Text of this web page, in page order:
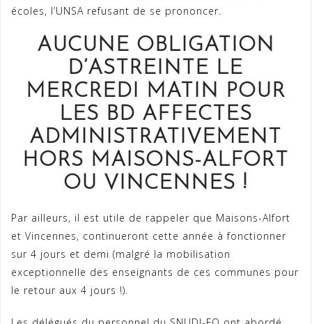
écoles, l’UNSA refusant de se prononcer.
AUCUNE OBLIGATION
D’ASTREINTE LE
MERCREDI MATIN POUR
LES BD AFFECTES
ADMINISTRATIVEMENT
HORS MAISONS-ALFORT
OU VINCENNES !
Par ailleurs, il est utile de rappeler que Maisons-Alfort
et Vincennes, continueront cette année à fonctionner
sur 4 jours et demi (malgré la mobilisation
exceptionnelle des enseignants de ces communes pour
le retour aux 4 jours !).